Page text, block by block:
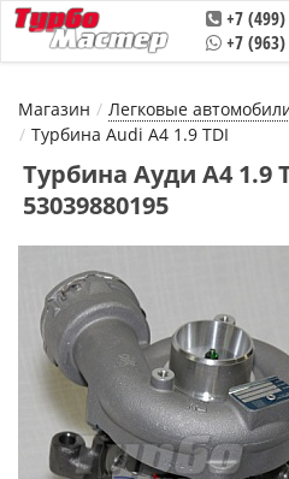
+7
+7
Магазин Легковые
Турбина Audi A4 1.9 TDI
Турбина Ауди А4 1.9
53039880195